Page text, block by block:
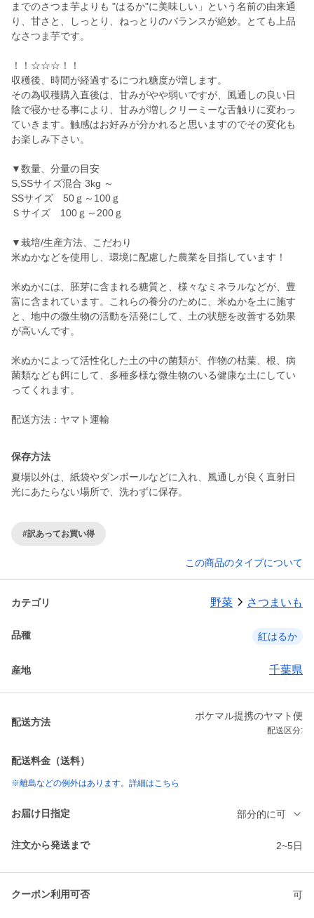
までのさつま芋よりも "はるか"に美味しい」という名前の由来通
り、甘さと、しっとり、ねっとりのバランスが絶妙。とても上品
なさつま芋です。
！！☆☆☆！！
収穫後、時間が経過するにつれ糖度が増します。
その為収穫購入直後は、甘みがやや弱いですが、風通しの良い日
陰で寝かせる事により、甘みが増しクリーミーな舌触りに変わっ
ていきます。触感はお好みが分かれると思いますのでその変化も
お楽しみ下さい。
▼数量、分量の目安
S,SSサイズ混合 3kg ～
SSサイズ 50ｇ～100ｇ
Ｓサイズ 100ｇ～200ｇ
▼栽培/生産方法、こだわり
米ぬかなどを使用し、環境に配慮した農業を目指しています！
米ぬかには、胚芽に含まれる糖質と、様々なミネラルなどが、豊
富に含まれています。これらの養分のために、米ぬかを土に施す
と、地中の微生物の活動を活発にして、土の状態を改善する効果
が高いんです。
米ぬかによって活性化した土の中の菌類が、作物の枯葉、根、病
菌類なども餌にして、多種多様な微生物のいる健康な土にしてい
ってくれます。
保存方法
夏場以外は、紙袋やダンボールなどに入れ、風通しが良く直射日
光にあたらない場所で、洗わずに保存。
#訳あってお買い得
この商品のタイプについて
カテゴリ 野菜 さつまいも
品種 紅はるか
産地 千葉県
配送方法
ポケマル提携のヤマト便
配送区分:
配送料金（送料）
※離島などの例外はあります。詳細はこちら
お届け日指定 部分的に可
注文から発送まで 2~5日
クーポン利用可否 可